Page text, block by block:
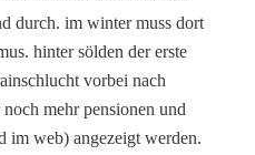
durch. im winter muss dort
hinter sölden der erste
vorbei nach
mehr pensionen und
im web) angezeigt werden.